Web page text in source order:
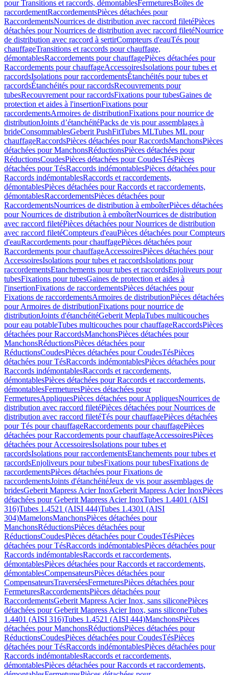
pour Transitions et raccords, démontablesFermeturesBoîtes de
raccordementRaccordementsPièces détachées pour
RaccordementsNourrices de distribution avec raccord filetéPièces
détachées pour Nourrices de distribution avec raccord filetéNourrice
de distribution avec raccord à sertirCompteurs d'eauTés pour
chauffageTransitions et raccords pour chauffage,
démontablesRaccordements pour chauffagePièces détachées pour
Raccordements pour chauffageAccessoiresIsolations pour tubes et
raccordsIsolations pour raccordementsÉtanchéités pour tubes et
raccordsÉtanchéités pour raccordsRecouvrements pour
tubesRecouvrement pour raccordsFixations pour tubesGaines de
protection et aides à l'insertionFixations pour
raccordementsArmoires de distributionFixations pour nourrice de
distributionJoints d’étanchéitéPacks de vis pour assemblages à
brideConsommablesGeberit PushFitTubes MLTubes ML pour
chauffageRaccordsPièces détachées pour RaccordsManchonsPièces
détachées pour ManchonsRéductionsPièces détachées pour
RéductionsCoudesPièces détachées pour CoudesTésPièces
détachées pour TésRaccords indémontablesPièces détachées pour
Raccords indémontablesRaccords et raccordements,
démontablesPièces détachées pour Raccords et raccordements,
démontablesRaccordementsPièces détachées pour
RaccordementsNourrices de distribution à emboîterPièces détachées
pour Nourrices de distribution à emboîterNourrices de distribution
avec raccord filetéPièces détachées pour Nourrices de distribution
avec raccord filetéCompteurs d'eauPièces détachées pour Compteurs
d'eauRaccordements pour chauffagePièces détachées pour
Raccordements pour chauffageAccessoiresPièces détachées pour
AccessoiresIsolations pour tubes et raccordsIsolations pour
raccordementsEtanchements pour tubes et raccordsEnjoliveurs pour
tubesFixations pour tubesGaines de protection et aides à
l'insertionFixations de raccordementsPièces détachées pour
Fixations de raccordementsArmoires de distributionPièces détachées
pour Armoires de distributionFixations pour nourrice de
distributionJoints d'étanchéitéGeberit MeplaTubes multicouches
pour eau potableTubes multicouches pour chauffageRaccordsPièces
détachées pour RaccordsManchonsPièces détachées pour
ManchonsRéductionsPièces détachées pour
RéductionsCoudesPièces détachées pour CoudesTésPièces
détachées pour TésRaccords indémontablesPièces détachées pour
Raccords indémontablesRaccords et raccordements,
démontablesPièces détachées pour Raccords et raccordements,
démontablesFermeturesPièces détachées pour
FermeturesAppliquesPièces détachées pour AppliquesNourrices de
distribution avec raccord filetéPièces détachées pour Nourrices de
distribution avec raccord filetéTés pour chauffagePièces détachées
pour Tés pour chauffageRaccordements pour chauffagePièces
détachées pour Raccordements pour chauffageAccessoiresPièces
détachées pour AccessoiresIsolations pour tubes et
raccordsIsolations pour raccordementsEtanchements pour tubes et
raccordsEnjoliveurs pour tubesFixations pour tubesFixations de
raccordementsPièces détachées pour Fixations de
raccordementsJoints d'étanchéitéJeux de vis pour assemblages de
bridesGeberit Mapress Acier InoxGeberit Mapress Acier InoxPièces
détachées pour Geberit Mapress Acier InoxTubes 1.4401 (AISI
316)Tubes 1.4521 (AISI 444)Tubes 1.4301 (AISI
304)MamelonsManchonsPièces détachées pour
ManchonsRéductionsPièces détachées pour
RéductionsCoudesPièces détachées pour CoudesTésPièces
détachées pour TésRaccords indémontablesPièces détachées pour
Raccords indémontablesRaccords et raccordements,
démontablesPièces détachées pour Raccords et raccordements,
démontablesCompensateursPièces détachées pour
CompensateursTraverséesFermeturesPièces détachées pour
FermeturesRaccordementsPièces détachées pour
RaccordementsGeberit Mapress Acier Inox, sans siliconePièces
détachées pour Geberit Mapress Acier Inox, sans siliconeTubes
1.4401 (AISI 316)Tubes 1.4521 (AISI 444)ManchonsPièces
détachées pour ManchonsRéductionsPièces détachées pour
RéductionsCoudesPièces détachées pour CoudesTésPièces
détachées pour TésRaccords indémontablesPièces détachées pour
Raccords indémontablesRaccords et raccordements,
démontablesPièces détachées pour Raccords et raccordements,